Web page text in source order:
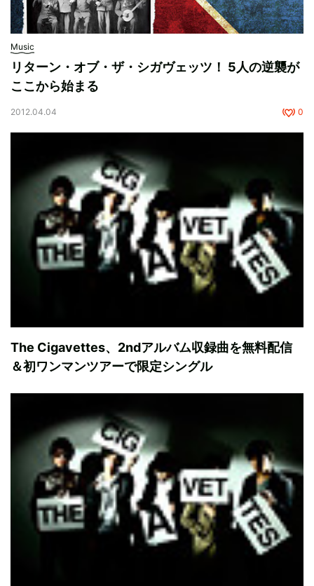
Music
リターン・オブ・ザ・シガヴェッツ！ 5人の逆襲が
ここから始まる
2012.04.04 0
The Cigavettes、2ndアルバム収録曲を無料配信
＆初ワンマンツアーで限定シングル